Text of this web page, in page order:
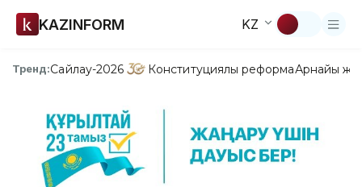
KAZINFORM KZ
Тренд:Сайлау-2026 Конституциялық реформаАрнайы